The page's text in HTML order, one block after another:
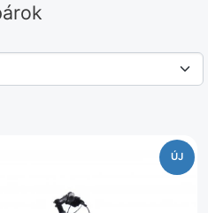
ÚJ